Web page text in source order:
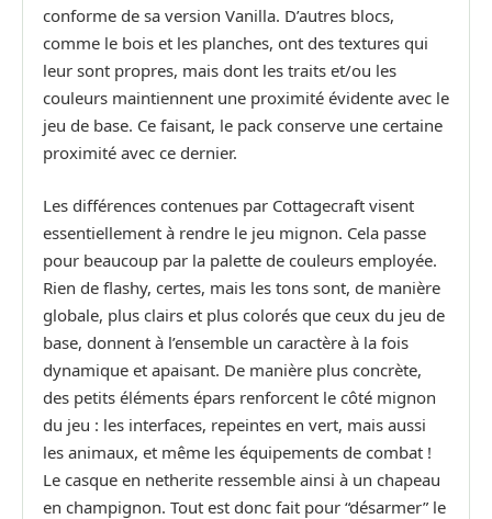
conforme de sa version Vanilla. D’autres blocs,
comme le bois et les planches, ont des textures qui
leur sont propres, mais dont les traits et/ou les
couleurs maintiennent une proximité évidente avec le
jeu de base. Ce faisant, le pack conserve une certaine
proximité avec ce dernier.
Les différences contenues par Cottagecraft visent
essentiellement à rendre le jeu mignon. Cela passe
pour beaucoup par la palette de couleurs employée.
Rien de flashy, certes, mais les tons sont, de manière
globale, plus clairs et plus colorés que ceux du jeu de
base, donnent à l’ensemble un caractère à la fois
dynamique et apaisant. De manière plus concrète,
des petits éléments épars renforcent le côté mignon
du jeu : les interfaces, repeintes en vert, mais aussi
les animaux, et même les équipements de combat !
Le casque en netherite ressemble ainsi à un chapeau
en champignon. Tout est donc fait pour “désarmer” le